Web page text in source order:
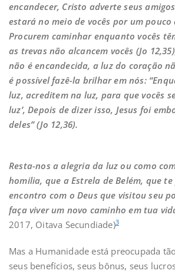
encandecer, Cristo adverte seus
estará no meio de vocês por um pouco
Procurem caminhar enquanto vocês
as trevas não alcancem vocês (Jo
não é encandecida, a luz do coração
é possível fazê-la brilhar em nós:
luz, acreditem na luz, para que vocês
luz’, Depois de dizer isso, Jesus foi
deles” (Jo 12,36).
Resta-nos a alegria da luz ou como
homilia, que a Estrela de Belém, que
encontro com o Deus que visitou seu
faça viver um novo caminho em tua
2017, Oitava Secundiade)3
Mas a Humanidade está preocupada
seus benefícios, seus bônus, seus